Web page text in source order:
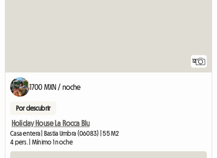
12
1700 MXN / noche
Por descubrir
Holiday House La Rocca Blu
Casa entera | Bastia Umbra (06083) | 55 M2
4 pers. | Mínimo 1 noche